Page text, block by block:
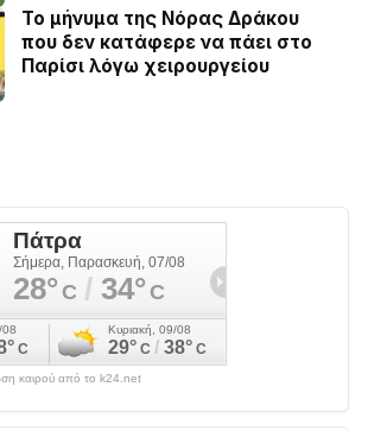
Το μήνυμα της Νόρας Δράκου
που δεν κατάφερε να πάει στο
Παρίσι λόγω χειρουργείου
καιρού από το k24.net